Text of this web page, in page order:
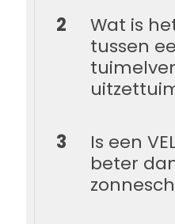
2
Wat is
tussen
3
Is een
beter